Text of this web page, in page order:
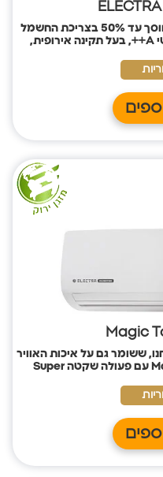
מזגן האינוורטר המשתלם ביותר, שחוסך עד 50% בצריכת החשמל
Magic
ששומר גם על איכות האוויר
עם פעולה שקטהSuper
ושמירה על הסביבה.